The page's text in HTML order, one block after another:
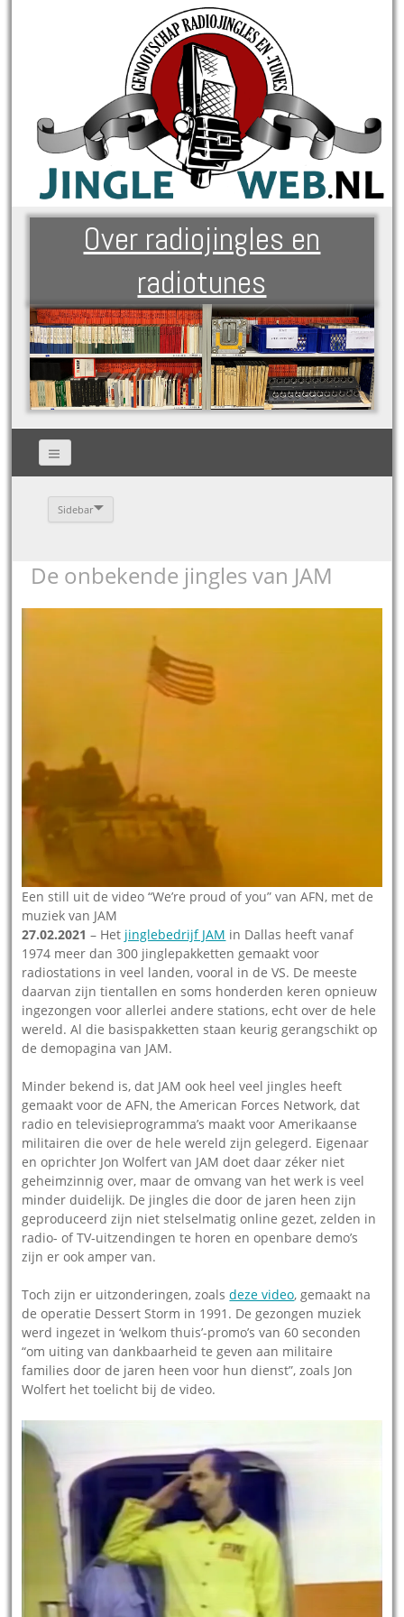
Over radiojingles en
radiotunes
Sidebar
De onbekende jingles van JAM
Een still uit de video “We’re proud of you” van AFN, met de
muziek van JAM
27.02.2021 – Het jinglebedrijf JAM in Dallas heeft vanaf
1974 meer dan 300 jinglepakketten gemaakt voor
radiostations in veel landen, vooral in de VS. De meeste
daarvan zijn tientallen en soms honderden keren opnieuw
ingezongen voor allerlei andere stations, echt over de hele
wereld. Al die basispakketten staan keurig gerangschikt op
de demopagina van JAM.
Minder bekend is, dat JAM ook heel veel jingles heeft
gemaakt voor de AFN, the American Forces Network, dat
radio en televisieprogramma’s maakt voor Amerikaanse
militairen die over de hele wereld zijn gelegerd. Eigenaar
en oprichter Jon Wolfert van JAM doet daar zéker niet
geheimzinnig over, maar de omvang van het werk is veel
minder duidelijk. De jingles die door de jaren heen zijn
geproduceerd zijn niet stelselmatig online gezet, zelden in
radio- of TV-uitzendingen te horen en openbare demo’s
zijn er ook amper van.
Toch zijn er uitzonderingen, zoalsdeze video, gemaakt na
de operatie Dessert Storm in 1991. De gezongen muziek
werd ingezet in ‘welkom thuis’-promo’s van 60 seconden
“om uiting van dankbaarheid te geven aan militaire
families door de jaren heen voor hun dienst”, zoals Jon
Wolfert het toelicht bij de video.